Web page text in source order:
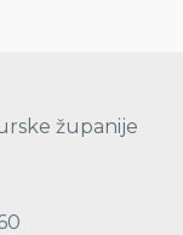
županije